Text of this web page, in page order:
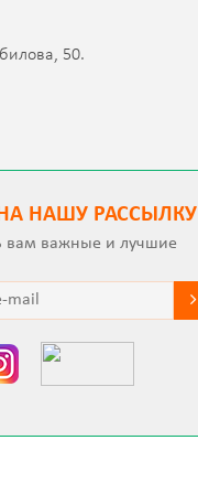
50.
НАШУ РАССЫЛКУ
вам важные и лучшие